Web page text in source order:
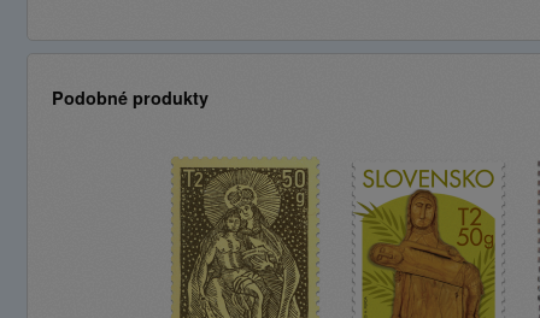
Podobné produkty